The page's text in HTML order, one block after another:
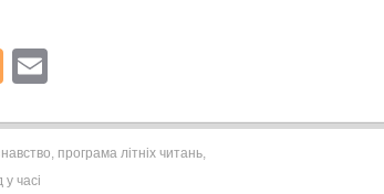
Blogger
, програма літніх читань,
часі